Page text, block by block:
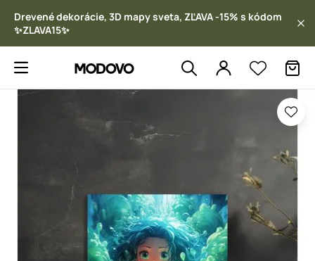
Drevené dekorácie, 3D mapy sveta, ZĽAVA -15% s kódom
✨ZLAVA15✨